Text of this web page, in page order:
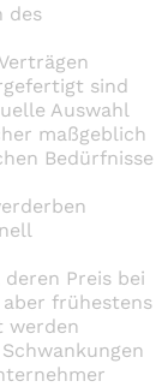
des
sind
Auswahl
maßgeblich
Bedürfnisse
Preis bei
frühestens
werden